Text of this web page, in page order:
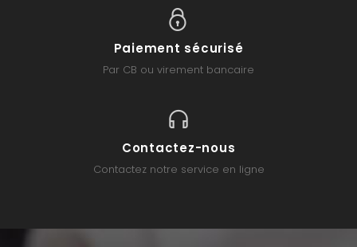
Paiement sécurisé
Par CB ou virement bancaire
Contactez-nous
Contactez notre service en ligne